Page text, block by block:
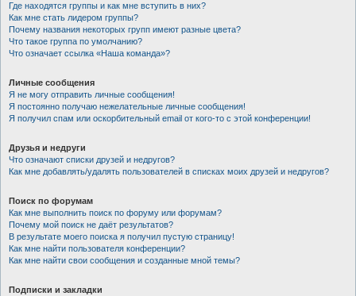
Где находятся группы и как мне вступить в них?
Как мне стать лидером группы?
Почему названия некоторых групп имеют разные цвета?
Что такое группа по умолчанию?
Что означает ссылка «Наша команда»?
Личные сообщения
Я не могу отправить личные сообщения!
Я постоянно получаю нежелательные личные сообщения!
Я получил спам или оскорбительный email от кого-то с этой конференции!
Друзья и недруги
Что означают списки друзей и недругов?
Как мне добавлять/удалять пользователей в списках моих друзей и недругов?
Поиск по форумам
Как мне выполнить поиск по форуму или форумам?
Почему мой поиск не даёт результатов?
В результате моего поиска я получил пустую страницу!
Как мне найти пользователя конференции?
Как мне найти свои сообщения и созданные мной темы?
Подписки и закладки